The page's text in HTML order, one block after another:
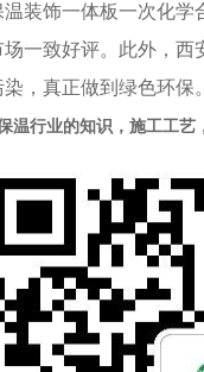
装饰一体板一次化学
一致好评。此外，西
，真正做到绿色环保。
温行业的知识，施工工艺